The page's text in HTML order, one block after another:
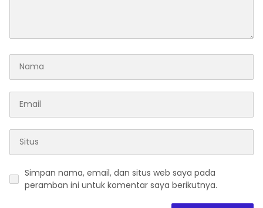
Simpan nama, email, dan situs web saya pada
peramban ini untuk komentar saya berikutnya.